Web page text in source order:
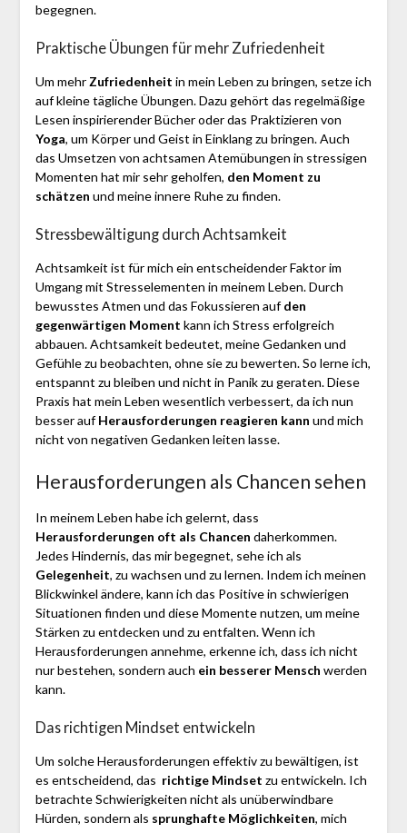
begegnen.
Praktische Übungen für mehr Zufriedenheit
Um mehr Zufriedenheit in mein Leben zu bringen, setze ich
auf kleine tägliche Übungen. Dazu gehört das regelmäßige
Lesen inspirierender Bücher oder das Praktizieren von
Yoga, um Körper und Geist in Einklang zu bringen. Auch
das Umsetzen von achtsamen Atemübungen in stressigen
Momenten hat mir sehr geholfen, den Moment zu
schätzen und meine innere Ruhe zu finden.
Stressbewältigung durch Achtsamkeit
Achtsamkeit ist für mich ein entscheidender Faktor im
Umgang mit Stresselementen in meinem Leben. Durch
bewusstes Atmen und das Fokussieren aufden
gegenwärtigen Moment kann ich Stress erfolgreich
abbauen. Achtsamkeit bedeutet, meine Gedanken und
Gefühle zu beobachten, ohne sie zu bewerten. So lerne ich,
entspannt zu bleiben und nicht in Panik zu geraten. Diese
Praxis hat mein Leben wesentlich verbessert, da ich nun
besser aufHerausforderungen reagieren kann und mich
nicht von negativen Gedanken leiten lasse.
Herausforderungen als Chancen sehen
In meinem Leben habe ich gelernt, dass
Herausforderungen oft als Chancen daherkommen.
Jedes Hindernis, das mir begegnet, sehe ich als
Gelegenheit, zu wachsen und zu lernen. Indem ich meinen
Blickwinkel ändere, kann ich das Positive in schwierigen
Situationen finden und diese Momente nutzen, um meine
Stärken zu entdecken und zu entfalten. Wenn ich
Herausforderungen annehme, erkenne ich, dass ich nicht
nur bestehen, sondern auch ein besserer Mensch werden
kann.
Das richtigen Mindset entwickeln
Um solche Herausforderungen effektiv zu bewältigen, ist
es entscheidend, das richtige Mindset zu entwickeln. Ich
betrachte Schwierigkeiten nicht als unüberwindbare
Hürden, sondern als sprunghafte Möglichkeiten, mich